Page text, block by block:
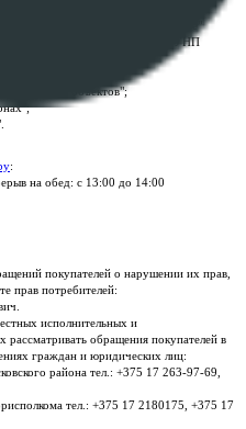
оказанию услуг "БелЮрОбеспечение"
1Б, e-mail:
, УНП
Беларусь:
торговых объектов";
:
на обед: с 13:00 до 14:00
покупателей о нарушении их прав,
прав потребителей:
исполнительных и
обращения покупателей в
граждан и юридических лиц:
района тел.: +375 17 263-97-69,
тел.: +375 17 2180175, +375 17